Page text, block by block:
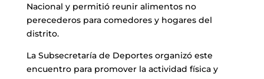
Nacional y permitió reunir alimentos no
perecederos para comedores y hogares del
distrito.
La Subsecretaría de Deportes organizó este
encuentro para promover la actividad física y